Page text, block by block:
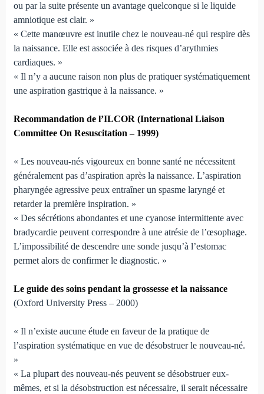
ou par la suite présente un avantage quelconque si le liquide
amniotique est clair. »
« Cette manœuvre est inutile chez le nouveau-né qui res­pire dès
la naissance. Elle est associée à des risques d’arythmies
cardiaques. »
« Il n’y a aucune raison non plus de pratiquer systémati­quement
une aspiration gastrique à la naissance. »
Recommandation de l’ILCOR (International Liaison
Committee On Resuscitation – 1999)
« Les nouveau-nés vigoureux en bonne santé ne néces­si­tent
généralement pas d’aspiration après la naissance. L’aspiration
pharyngée agressive peux entraîner un spasme laryngé et
retarder la première inspiration. »
« Des sécrétions abondantes et une cyanose intermit­tente avec
bradycardie peuvent correspondre à une atrésie de l’œsophage.
L’impossibilité de descendre une sonde jusqu’à l’estomac
permet alors de confirmer le diagnostic. »
Le guide des soins pendant la grossesse et la naissance
(Oxford University Press – 2000)
« Il n’existe aucune étude en faveur de la pratique de
l’aspiration systématique en vue de désobstruer le nouveau-né.
»
« La plupart des nouveau-nés peuvent se désobstruer eux-
mêmes, et si la désobstruction est nécessaire, il serait néces­saire